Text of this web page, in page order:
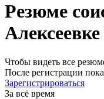
Резюме
Чтобы видеть все
После регистрации
Зарегистрироваться
За всё время